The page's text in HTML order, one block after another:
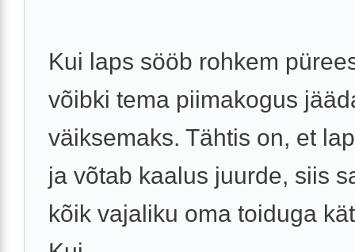
Kui laps sööb rohkem
võibki tema piimakogus
väiksemaks. Tähtis on, et
ja võtab kaalus juurde, siis
kõik vajaliku oma toiduga